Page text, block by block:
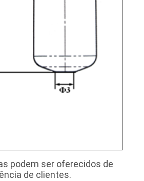
podem ser oferecidos de
de clientes.